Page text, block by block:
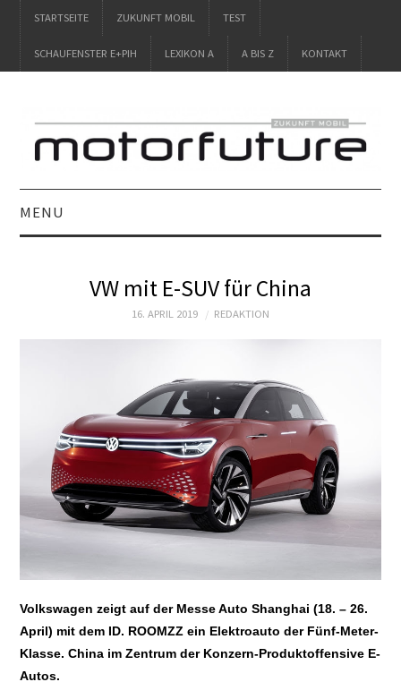
STARTSEITE ZUKUNFT MOBIL TEST
SCHAUFENSTER E+PIH LEXIKON A A BIS Z KONTAKT
MENU
ZUKUNFT MOBIL
SCHAUFENSTER
E+PIH
LEXIKON A
A BIS Z
KONTAKT
VW mit E-SUV für China
16. APRIL 2019 REDAKTION
Volkswagen zeigt auf der Messe Auto Shanghai (18. – 26.
April) mit dem ID. ROOMZZ ein Elektroauto der Fünf-Meter-
Klasse. China im Zentrum der Konzern-Produktoffensive E-
Autos.